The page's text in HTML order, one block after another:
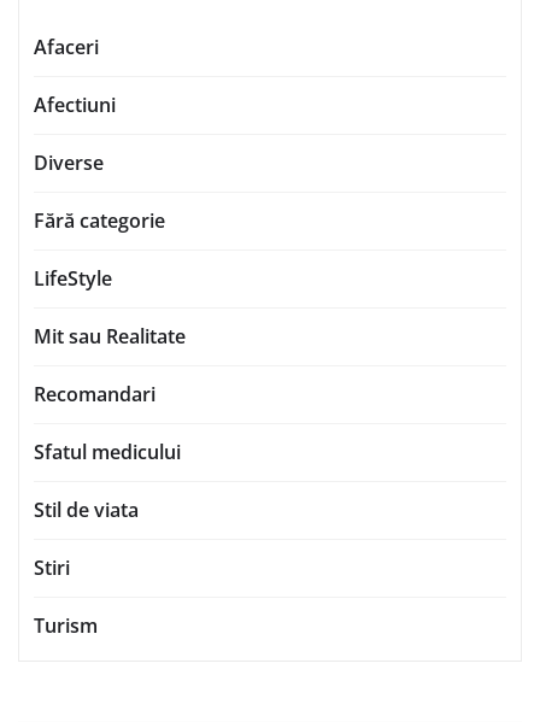
Afaceri
Afectiuni
Diverse
Fără categorie
LifeStyle
Mit sau Realitate
Recomandari
Sfatul medicului
Stil de viata
Stiri
Turism